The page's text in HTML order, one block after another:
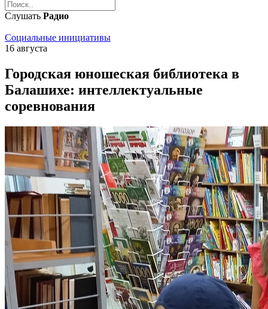
Слушать Радио
Социальные инициативы
16 августа
Городская юношеская библиотека в
Балашихе: интеллектуальные
соревнования